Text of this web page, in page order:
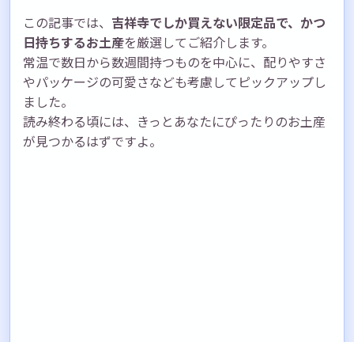
この記事では、 吉祥寺でしか買えない限定品で、かつ
日持ちするお土産を厳選してご紹介します。
常温で数日から数週間持つものを中心に、配りやすさ
やパッケージの可愛さなども考慮してピックアップし
ました。
読み終わる頃には、きっとあなたにぴったりのお土産
が見つかるはずですよ。